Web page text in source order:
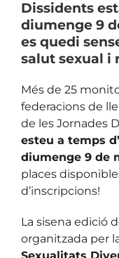
Dissidents
diumenge 9
es quedi
salut sexual i
Més de 25
federacions de
de les Jornades
esteu a temps
diumenge 9 de
places
d’inscripcions!
La sisena edició
organitzada per